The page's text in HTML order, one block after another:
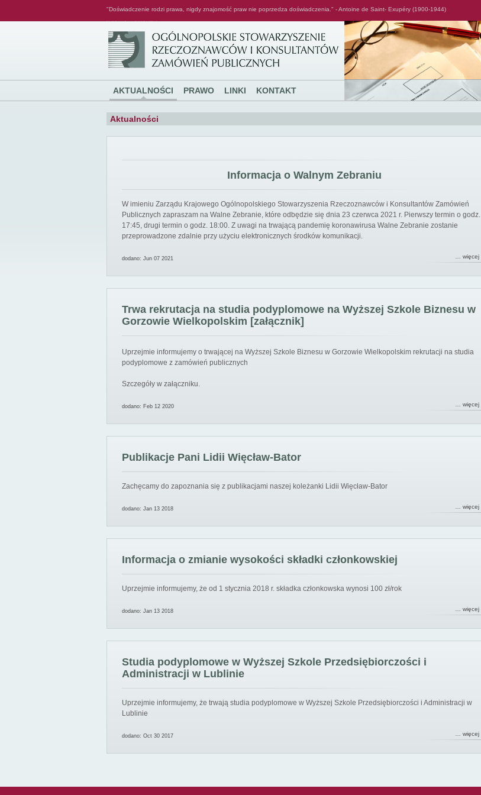
"Doświadczenie rodzi prawa, nigdy znajomość praw nie poprzedza doświadczenia." - Antoine de Saint- Exupéry (1900-1944)
AKTUALNOŚCI PRAWO LINKI KONTAKT
Aktualności
Informacja o Walnym Zebraniu
W imieniu Zarządu Krajowego Ogólnopolskiego Stowarzyszenia Rzeczoznawców i Konsultantów Zamówień
Publicznych zapraszam na Walne Zebranie, które odbędzie się dnia 23 czerwca 2021 r. Pierwszy termin o godz.
17:45, drugi termin o godz. 18:00. Z uwagi na trwającą pandemię koronawirusa Walne Zebranie zostanie
przeprowadzone zdalnie przy użyciu elektronicznych środków komunikacji.
dodano: Jun 07 2021 … więcej
Trwa rekrutacja na studia podyplomowe na Wyższej Szkole Biznesu w
Gorzowie Wielkopolskim [załącznik]
Uprzejmie informujemy o trwającej na Wyższej Szkole Biznesu w Gorzowie Wielkopolskim rekrutacji na studia
podyplomowe z zamówień publicznych
Szczegóły w załączniku.
dodano: Feb 12 2020 … więcej
Publikacje Pani Lidii Więcław-Bator
Zachęcamy do zapoznania się z publikacjami naszej koleżanki Lidii Więcław-Bator
dodano: Jan 13 2018 … więcej
Informacja o zmianie wysokości składki członkowskiej
Uprzejmie informujemy, że od 1 stycznia 2018 r. składka członkowska wynosi 100 zł/rok
dodano: Jan 13 2018 … więcej
Studia podyplomowe w Wyższej Szkole Przedsiębiorczości i
Administracji w Lublinie
Uprzejmie informujemy, że trwają studia podyplomowe w Wyższej Szkole Przedsiębiorczości i Administracji w
Lublinie
dodano: Oct 30 2017 … więcej